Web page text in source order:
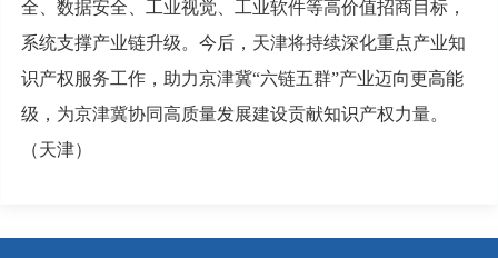
全、数据安全、工业视觉、工业软件等高价值招商目标，
系统支撑产业链升级。今后，天津将持续深化重点产业知
识产权服务工作，助力京津冀“六链五群”产业迈向更高能
级，为京津冀协同高质量发展建设贡献知识产权力量。
（天津）